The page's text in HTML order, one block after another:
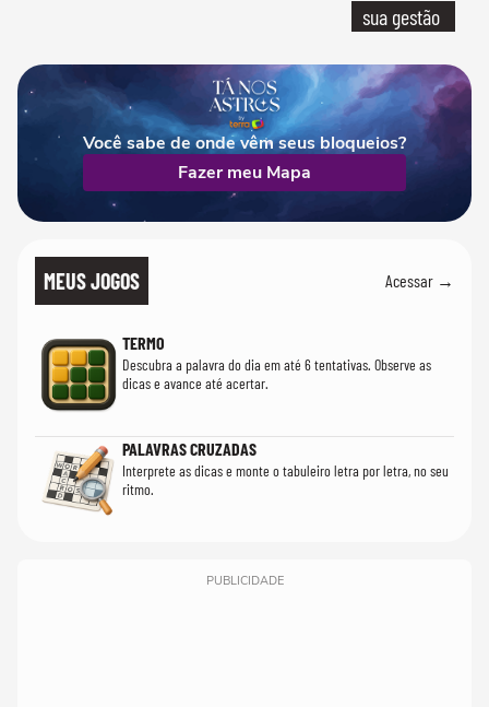
sua gestão
Você sabe de onde vêm seus bloqueios?
Fazer meu Mapa
MEUS JOGOS Acessar →
TERMO
Descubra a palavra do dia em até 6 tentativas. Observe as
dicas e avance até acertar.
PALAVRAS CRUZADAS
Interprete as dicas e monte o tabuleiro letra por letra, no seu
ritmo.
PUBLICIDADE